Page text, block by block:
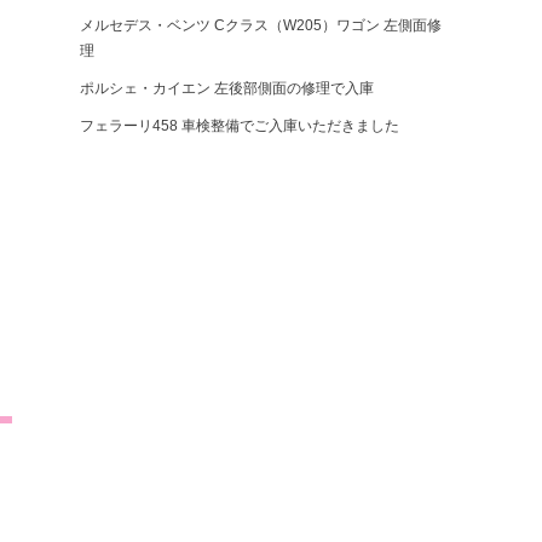
メルセデス・ベンツ Cクラス（W205）ワゴン 左側面修
理
ポルシェ・カイエン 左後部側面の修理で入庫
フェラーリ458 車検整備でご入庫いただきました